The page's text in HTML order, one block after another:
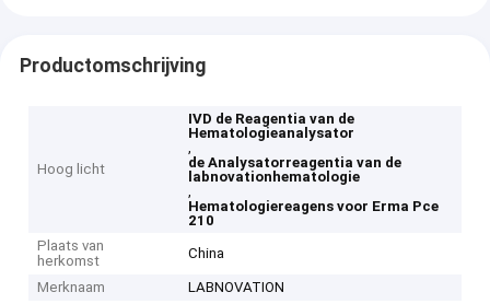
Productomschrijving
Hoog licht
IVD de Reagentia van de
Hematologieanalysator
,
de Analysatorreagentia van de
labnovationhematologie
,
Hematologiereagens voor Erma Pce
210
Plaats van
herkomst
China
Merknaam
LABNOVATION